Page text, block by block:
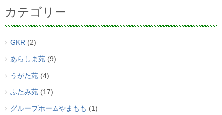
カテゴリー
GKR (2)
あらしま苑 (9)
うがた苑 (4)
ふたみ苑 (17)
グループホームやまもも (1)